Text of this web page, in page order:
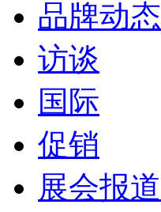
品牌动态
访谈
国际
促销
展会报道